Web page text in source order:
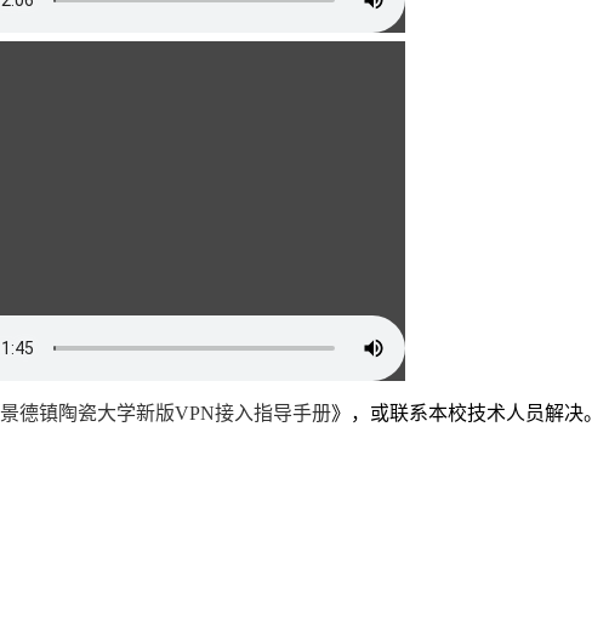
景德镇陶瓷大学新版VPN接入指导手册》，或联系本校技术人员解决。